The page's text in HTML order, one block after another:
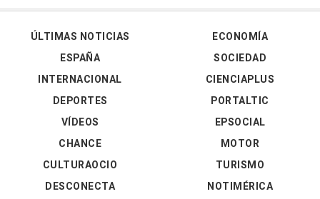
ÚLTIMAS NOTICIAS
ESPAÑA
INTERNACIONAL
DEPORTES
VÍDEOS
ECONOMÍA
SOCIEDAD
CIENCIAPLUS
PORTALTIC
EPSOCIAL
CHANCE
CULTURAOCIO
DESCONECTA
MOTOR
TURISMO
NOTIMÉRICA